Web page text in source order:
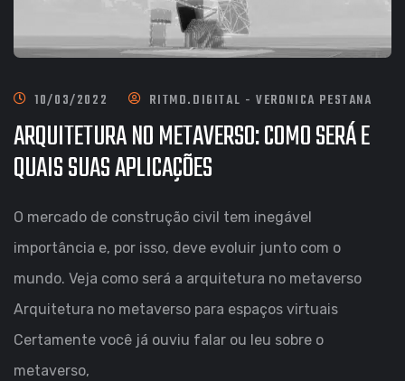
10/03/2022 RITMO.DIGITAL - VERONICA PESTANA
ARQUITETURA NO METAVERSO: COMO SERÁ E
QUAIS SUAS APLICAÇÕES
O mercado de construção civil tem inegável
importância e, por isso, deve evoluir junto com o
mundo. Veja como será a arquitetura no metaverso
Arquitetura no metaverso para espaços virtuais
Certamente você já ouviu falar ou leu sobre o
metaverso,